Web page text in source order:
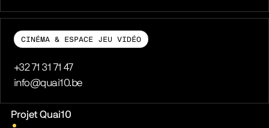
CINÉMA & ESPACE JEU VIDÉO
Téléphone
+32 71 31 71 47
E-mail
info@quai10.be
Liens pratiques
Projet Quai10